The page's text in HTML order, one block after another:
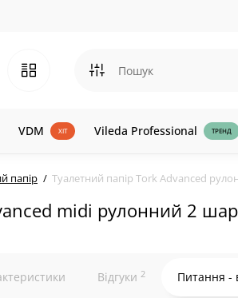
VDM ХІТ Vileda Professional ТРЕНД
папір Туалетний папір Tork Advanced
midi рулонний 2
Відгуки 2 Питання -